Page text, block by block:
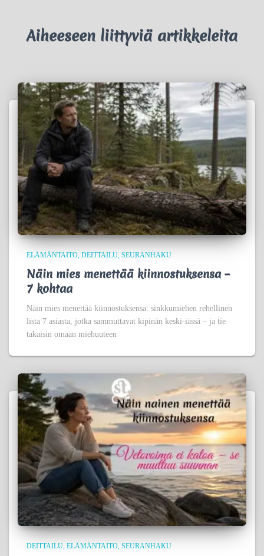
Aiheeseen liittyviä artikkeleita
ELÄMÄNTAITO DEITTAILU SEURANHAKU
Näin mies menettää kiinnostuksensa –
7 kohtaa
Näin mies menettää kiinnostuksensa: sinkkumiehen rehellinen
lista 7 asiasta, jotka sammuttavat kipinän keski-iässä – ja tie
takaisin omaan miehuuteen
DEITTAILU ELÄMÄNTAITO SEURANHAKU